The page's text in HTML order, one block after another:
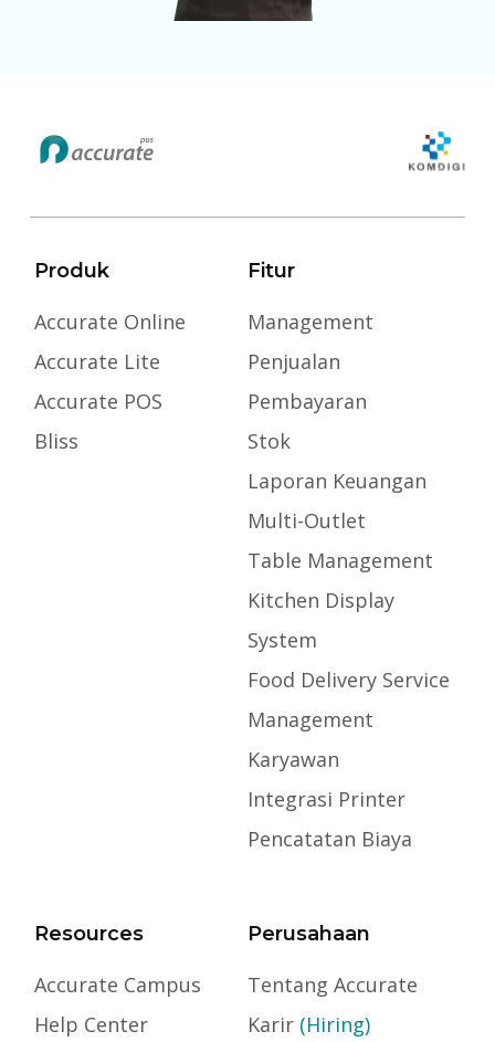
Produk
Accurate Online
Accurate Lite
Accurate POS
Bliss
Fitur
Management
Penjualan
Pembayaran
Stok
Laporan Keuangan
Multi-Outlet
Table Management
Kitchen Display
System
Food Delivery Service
Management
Karyawan
Integrasi Printer
Pencatatan Biaya
Resources
Accurate Campus
Help Center
Perusahaan
Tentang Accurate
Karir (Hiring)